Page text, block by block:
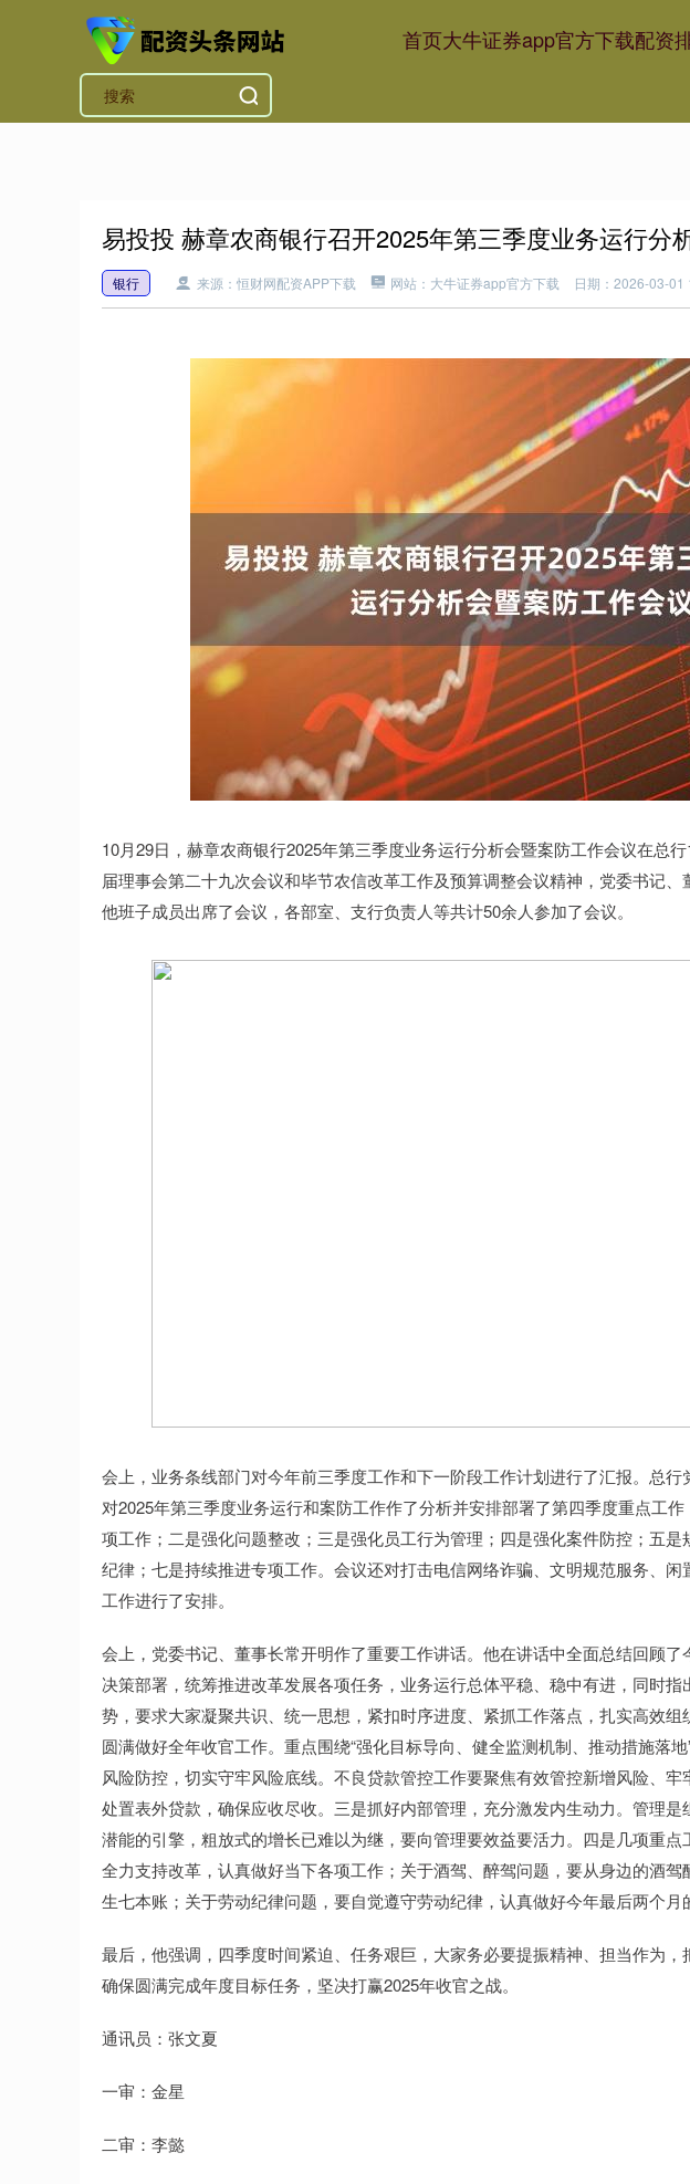
首页大牛证券app官方下载配资
易投投 赫章农商银行召开2025年第三季度业务运行分
银行 来源：恒财网配资APP下载 网站：大牛证券app官方下载 日期：2026-03-01
10月29日，赫章农商银行2025年第三季度业务运行分析会暨案防工作会议在总
届理事会第二十九次会议和毕节农信改革工作及预算调整会议精神，党委书记
他班子成员出席了会议，各部室、支行负责人等共计50余人参加了会议。
会上，业务条线部门对今年前三季度工作和下一阶段工作计划进行了汇报。总
对2025年第三季度业务运行和案防工作作了分析并安排部署了第四季度重点工
项工作；二是强化问题整改；三是强化员工行为管理；四是强化案件防控；五
纪律；七是持续推进专项工作。会议还对打击电信网络诈骗、文明规范服务、
工作进行了安排。
会上，党委书记、董事长常开明作了重要工作讲话。他在讲话中全面总结回顾
决策部署，统筹推进改革发展各项任务，业务运行总体平稳、稳中有进，同时
势，要求大家凝聚共识、统一思想，紧扣时序进度、紧抓工作落点，扎实高效组
圆满做好全年收官工作。重点围绕“强化目标导向、健全监测机制、推动措施落
风险防控，切实守牢风险底线。不良贷款管控工作要聚焦有效管控新增风险、牢
处置表外贷款，确保应收尽收。三是抓好内部管理，充分激发内生动力。管理
潜能的引擎，粗放式的增长已难以为继，要向管理要效益要活力。四是几项重
全力支持改革，认真做好当下各项工作；关于酒驾、醉驾问题，要从身边的酒驾
生七本账；关于劳动纪律问题，要自觉遵守劳动纪律，认真做好今年最后两个月
最后，他强调，四季度时间紧迫、任务艰巨，大家务必要提振精神、担当作为，
确保圆满完成年度目标任务，坚决打赢2025年收官之战。
通讯员：张文夏
一审：金星
二审：李懿
深证成指 14070.78 -73.43 -0.52%